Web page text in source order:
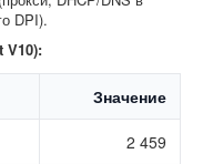
DPI).
V10):
Значение
2 459